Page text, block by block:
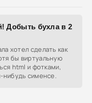
Добыть бухла в 2
хотел сделать как
бы виртуальную
html и фотками,
нибудь сименсе.